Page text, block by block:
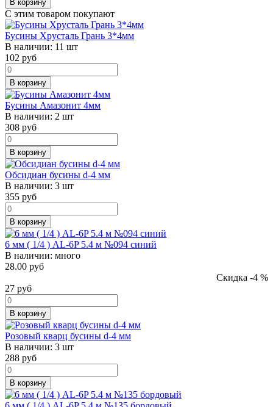
В корзину
С этим товаром покупают
Бусины Хрусталь Грань 3*4мм
В наличии: 11 шт
102 руб
В корзину
Бусины Амазонит 4мм
В наличии: 2 шт
308 руб
В корзину
Обсидиан бусины d-4 мм
В наличии: 3 шт
355 руб
В корзину
6 мм ( 1/4 ) AL-6P 5.4 м №094 синий
В наличии: много
28.00 руб
Скидка -4 %
27 руб
В корзину
Розовый кварц бусины d-4 мм
В наличии: 3 шт
288 руб
В корзину